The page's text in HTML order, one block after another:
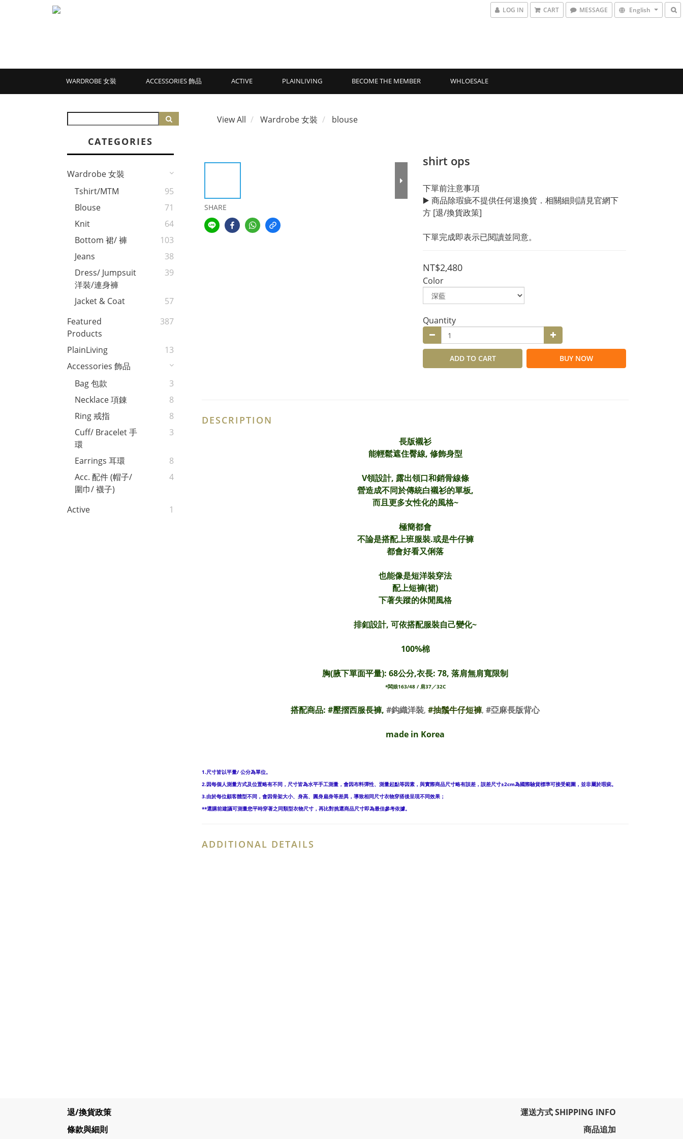
LOG IN CART MESSAGE English
WARDROBE 女裝 ACCESSORIES 飾品 ACTIVE PLAINLIVING BECOME THE MEMBER WHLOESALE
CATEGORIES
Wardrobe 女裝
Tshirt/MTM
95
Blouse
71
Knit
64
Bottom 裙/ 褲
103
Jeans
38
Dress/ Jumpsuit
洋裝/連身褲
39
Jacket & Coat
57
Featured
Products
387
PlainLiving
13
Accessories 飾品
Bag 包款
3
Necklace 項錬
8
Ring 戒指
8
Cuff/ Bracelet 手
環
3
Earrings 耳環
8
Acc. 配件 (帽子/
圍巾/ 襪子)
4
Active 1
View All Wardrobe 女裝 blouse
SHARE
shirt ops
下單前注意事項
▶️ 商品除瑕疵不提供任何退換貨．相關細則請見官網下
方 [退/換貨政策]
下單完成即表示已閱讀並同意。
NT$2,480
Color
Quantity
ADD TO CART BUY NOW
DESCRIPTION
長版襯衫
能輕鬆遮住臀線, 修飾身型
V領設計, 露出領口和銷骨線條
營造成不同於傳統白襯衫的單板,
而且更多女性化的風格~
極簡都會
不論是搭配上班服裝.或是牛仔褲
都會好看又俐落
也能像是短洋裝穿法
配上短褲(裙)
下著失蹤的休閒風格
排釦設計, 可依搭配服裝自己變化~
100%棉
胸(腋下單面平量): 68公分,衣長: 78, 落肩無肩寬限制
*闆娘163/48 / 肩37／32C
搭配商品: #壓摺西服長褲, #鈎織洋裝, #抽鬚牛仔短褲, #亞麻長版背心
made in Korea
1.尺寸皆以平量/ 公分為單位。
2.因每個人測量方式及位置略有不同，尺寸皆為水平手工測量，會因布料彈性、測量起點等因素，與實際商品尺寸略有誤差，誤差尺寸±2cm為國際驗貨標準可接受範圍，並非屬於瑕疵。
3.由於每位顧客體型不同，會因骨架大小、身高、圓身扁身等差異，導致相同尺寸衣物穿搭後呈現不同效果；
**選購前建議可測量您平時穿著之同類型衣物尺寸，再比對挑選商品尺寸即為最佳參考依據。
ADDITIONAL DETAILS
退/換貨政策
條款與細則
運送方式 SHIPPING INFO
商品追加